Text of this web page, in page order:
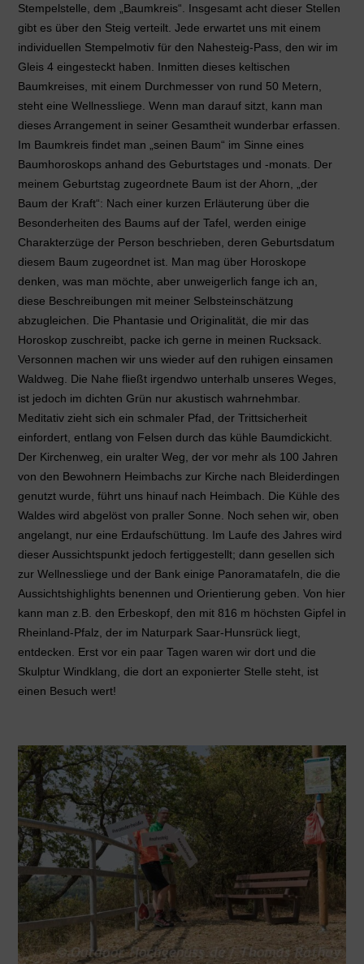
Stempelstelle, dem „Baumkreis“. Insgesamt acht dieser Stellen
gibt es über den Steig verteilt. Jede erwartet uns mit einem
individuellen Stempelmotiv für den Nahesteig-Pass, den wir im
Gleis 4 eingesteckt haben. Inmitten dieses keltischen
Baumkreises, mit einem Durchmesser von rund 50 Metern,
steht eine Wellnessliege. Wenn man darauf sitzt, kann man
dieses Arrangement in seiner Gesamtheit wunderbar erfassen.
Im Baumkreis findet man „seinen Baum“ im Sinne eines
Baumhoroskops anhand des Geburtstages und -monats. Der
meinem Geburtstag zugeordnete Baum ist der Ahorn, „der
Baum der Kraft“: Nach einer kurzen Erläuterung über die
Besonderheiten des Baums auf der Tafel, werden einige
Charakterzüge der Person beschrieben, deren Geburtsdatum
diesem Baum zugeordnet ist. Man mag über Horoskope
denken, was man möchte, aber unweigerlich fange ich an,
diese Beschreibungen mit meiner Selbsteinschätzung
abzugleichen. Die Phantasie und Originalität, die mir das
Horoskop zuschreibt, packe ich gerne in meinen Rucksack.
Versonnen machen wir uns wieder auf den ruhigen einsamen
Waldweg. Die Nahe fließt irgendwo unterhalb unseres Weges,
ist jedoch im dichten Grün nur akustisch wahrnehmbar.
Meditativ zieht sich ein schmaler Pfad, der Trittsicherheit
einfordert, entlang von Felsen durch das kühle Baumdickicht.
Der Kirchenweg, ein uralter Weg, der vor mehr als 100 Jahren
von den Bewohnern Heimbachs zur Kirche nach Bleiderdingen
genutzt wurde, führt uns hinauf nach Heimbach. Die Kühle des
Waldes wird abgelöst von praller Sonne. Noch sehen wir, oben
angelangt, nur eine Erdaufschüttung. Im Laufe des Jahres wird
dieser Aussichtspunkt jedoch fertiggestellt; dann gesellen sich
zur Wellnessliege und der Bank einige Panoramatafeln, die die
Aussichtshighlights benennen und Orientierung geben. Von hier
kann man z.B. den Erbeskopf, den mit 816 m höchsten Gipfel in
Rheinland-Pfalz, der im Naturpark Saar-Hunsrück liegt,
entdecken. Erst vor ein paar Tagen waren wir dort und die
Skulptur Windklang, die dort an exponierter Stelle steht, ist
einen Besuch wert!